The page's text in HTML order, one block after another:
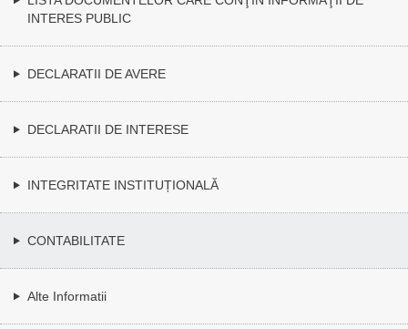
INTERES PUBLIC
DECLARATII DE AVERE
DECLARATII DE INTERESE
INTEGRITATE INSTITUȚIONALĂ
CONTABILITATE
Alte Informatii